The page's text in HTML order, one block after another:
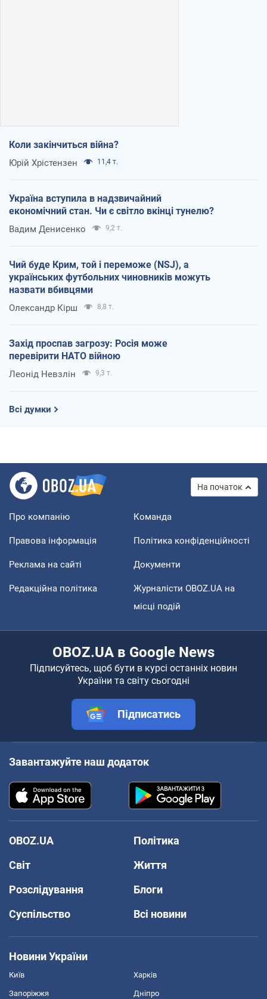
Коли закінчиться війна?
Юрій Хрістензен 11,4 т.
Україна вступила в надзвичайний
економічний стан. Чи є світло вкінці тунелю?
Вадим Денисенко 9,2 т.
Чий буде Крим, той і переможе (NSJ), а
українських футбольних чиновників можуть
назвати вбивцями
Олександр Кірш 8,8 т.
Захід проспав загрозу: Росія може
перевірити НАТО війною
Леонід Невзлін 9,3 т.
Всі думки
На початок
Про компанію Команда
Правова інформація Політика конфіденційності
Реклама на сайті Документи
Редакційна політика
Журналісти OBOZ.UA на
місці подій
OBOZ.UA в Google News
Підписуйтесь, щоб бути в курсі останніх новин
України та світу сьогодні
Підписатись
Завантажуйте наш додаток
OBOZ.UA
Політика
Світ
Життя
Розслідування
Блоги
Суспільство
Всі новини
Новини України
Київ Харків
Запоріжжя Дніпро